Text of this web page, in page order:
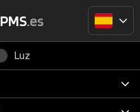
PMS.es
Luz